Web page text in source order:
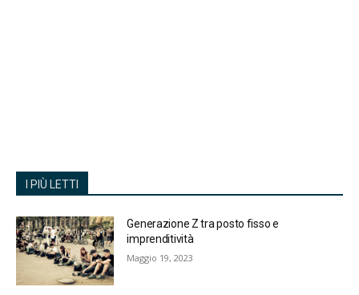
I PIÙ LETTI
Generazione Z tra posto fisso e
imprenditività
Maggio 19, 2023